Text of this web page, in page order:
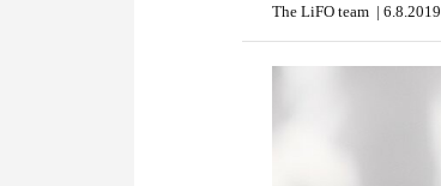
The LiFO team | 6.8.2019